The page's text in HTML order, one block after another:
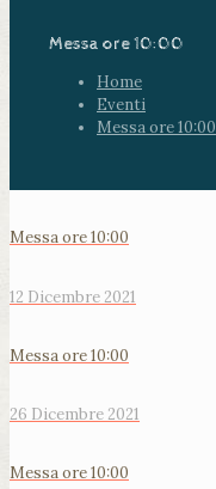
Messa ore 10:00
Home
Eventi
Messa ore 10:00
Messa ore 10:00
12 Dicembre 2021
Messa ore 10:00
26 Dicembre 2021
Messa ore 10:00